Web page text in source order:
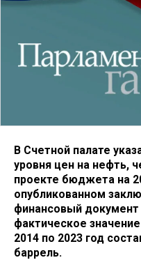
В Счетной палате
уровня цен на нефть,
проекте бюджета на
опубликованном
финансовый
фактическое
2014 по 2023 год
баррель.